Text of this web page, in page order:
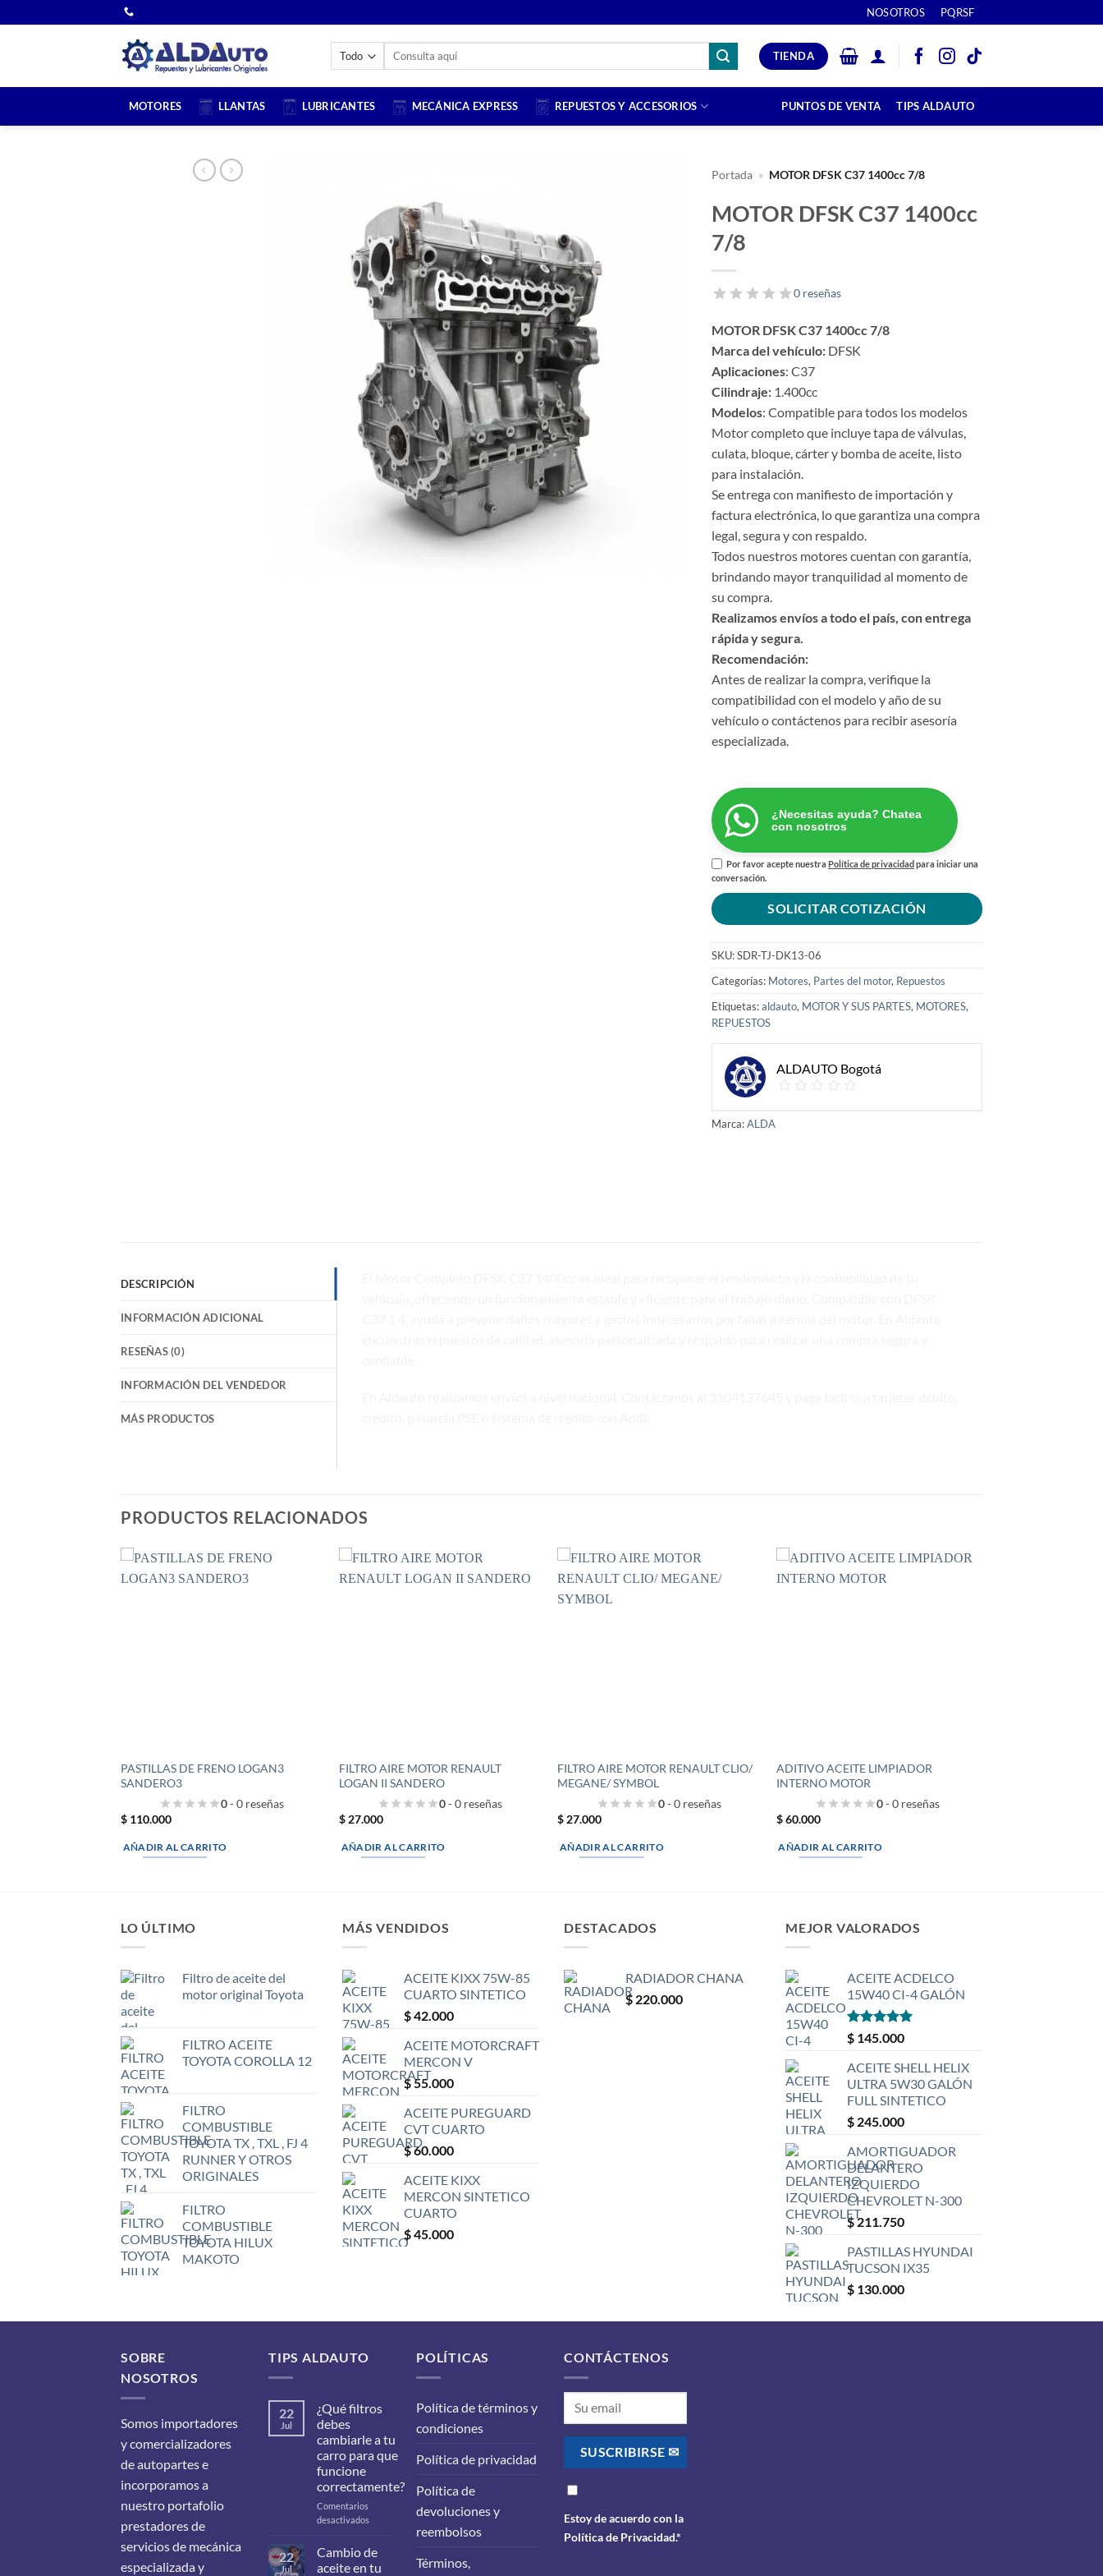
al
NOSOTROS PQRSF
Buscar
TIENDA
MOTORES LLANTAS LUBRICANTES MECÁNICA EXPRESS REPUESTOS Y ACCESORIOS PUNTOS DE VENTA TIPS ALDAUTO
Portada » MOTOR DFSK C37 1400cc 7/8
MOTOR DFSK C37 1400cc
7/8
0 reseñas
MOTOR DFSK C37 1400cc 7/8
Marca del vehículo: DFSK
Aplicaciones: C37
Cilindraje: 1.400cc
Modelos: Compatible para todos los modelos
Motor completo que incluye tapa de válvulas,
culata, bloque, cárter y bomba de aceite, listo
para instalación.
Se entrega con manifiesto de importación y
factura electrónica, lo que garantiza una compra
legal, segura y con respaldo.
Todos nuestros motores cuentan con garantía,
brindando mayor tranquilidad al momento de
su compra.
Realizamos envíos a todo el país, con entrega
rápida y segura.
Recomendación:
Antes de realizar la compra, verifique la
compatibilidad con el modelo y año de su
vehículo o contáctenos para recibir asesoría
especializada.
¿Necesitas ayuda? Chatea
con nosotros
Por favor acepte nuestraPolítica de privacidad para iniciar una
conversación.
SOLICITAR COTIZACIÓN
SKU:SDR-TJ-DK13-06
Categorías: Motores, Partes del motor, Repuestos
Etiquetas:aldauto, MOTOR Y SUS PARTES, MOTORES,
REPUESTOS
ALDAUTO Bogotá
Marca:ALDA
DESCRIPCIÓN
INFORMACIÓN ADICIONAL
RESEÑAS (0)
INFORMACIÓN DEL VENDEDOR
MÁS PRODUCTOS
PRODUCTOS RELACIONADOS
PASTILLAS DE FRENO LOGAN3
SANDERO3
0- 0 reseñas
$110.000
AÑADIR AL CARRITO
FILTRO AIRE MOTOR RENAULT
LOGAN II SANDERO
0- 0 reseñas
$ 27.000
AÑADIR AL CARRITO
FILTRO AIRE MOTOR RENAULT CLIO/
MEGANE/ SYMBOL
0- 0 reseñas
$ 27.000
AÑADIR AL CARRITO
ADITIVO ACEITE LIMPIADOR
INTERNO MOTOR
0- 0 reseñas
$60.000
AÑADIR AL CARRITO
LO ÚLTIMO
Filtro de aceite del
motor original Toyota
FILTRO ACEITE
TOYOTA COROLLA 12
FILTRO
COMBUSTIBLE
TOYOTA TX , TXL , FJ 4
RUNNER Y OTROS
ORIGINALES
FILTRO
COMBUSTIBLE
TOYOTA HILUX
MAKOTO
MÁS VENDIDOS
ACEITE KIXX 75W-85
CUARTO SINTETICO
$42.000
ACEITE MOTORCRAFT
MERCON V
$55.000
ACEITE PUREGUARD
CVT CUARTO
$60.000
ACEITE KIXX
MERCON SINTETICO
CUARTO
$45.000
DESTACADOS
RADIADOR CHANA
$ 220.000
MEJOR VALORADOS
ACEITE ACDELCO
15W40 CI-4 GALÓN
Valorado
con
$ 145.000
ACEITE SHELL HELIX
ULTRA 5W30 GALÓN
FULL SINTETICO
$ 245.000
AMORTIGUADOR
DELANTERO
IZQUIERDO
CHEVROLET N-300
$211.750
PASTILLAS HYUNDAI
TUCSON IX35
$ 130.000
SOBRE
NOSOTROS
Somos importadores
y comercializadores
de autopartes e
incorporamos a
nuestro portafolio
prestadores de
servicios de mecánica
especializada y
TIPS ALDAUTO
22
Jul
¿Qué filtros
debes
cambiarle a tu
carro para que
funcione
correctamente?
Comentarios
desactivados
filtros
debes
22
Jul
Cambio de
aceite en tu
POLÍTICAS
Política de términos y
condiciones
Política de privacidad
Política de
devoluciones y
reembolsos
Términos,
CONTÁCTENOS
Estoy de acuerdo con la
Política de Privacidad.*